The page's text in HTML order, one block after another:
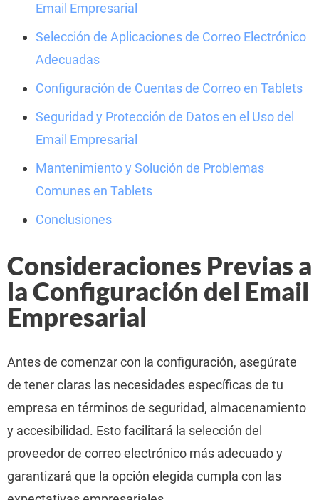
Email Empresarial
Selección de Aplicaciones de Correo Electrónico
Adecuadas
Configuración de Cuentas de Correo en Tablets
Seguridad y Protección de Datos en el Uso del
Email Empresarial
Mantenimiento y Solución de Problemas
Comunes en Tablets
Conclusiones
Consideraciones Previas a
la Configuración del Email
Empresarial
Antes de comenzar con la configuración, asegúrate
de tener claras las necesidades específicas de tu
empresa en términos de seguridad, almacenamiento
y accesibilidad. Esto facilitará la selección del
proveedor de correo electrónico más adecuado y
garantizará que la opción elegida cumpla con las